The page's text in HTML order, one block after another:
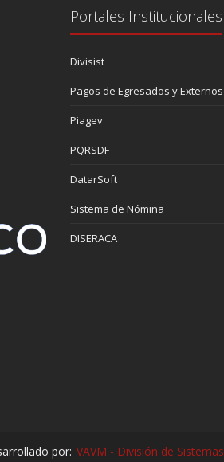
Portales Institucionales
Divisist
Pagos de Egresados y Externos
Piagev
PQRSDF
DatarSoft
Sistema de Nómina
DISERACA
por: VAVM - División de Sistemas